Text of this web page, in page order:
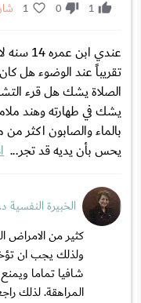
1
0
1
عندي
تقريباً عند الوضوء هل
الصلاة يشك هل قرء
يشك في طهارته وهند
بالماء والصابون اكثر
يحس بأن يديه قد تجر...
الخبيرة
كثير من الامراض
ولذلك يجب ان
شافيا تماما
المراهقة. لذلك